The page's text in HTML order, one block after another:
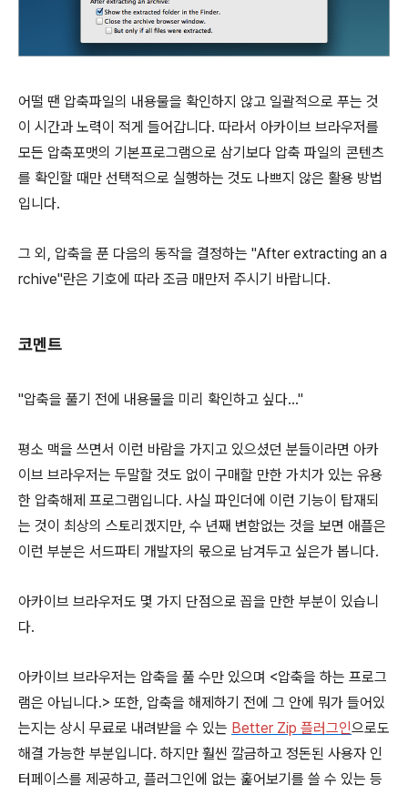
어떨 땐 압축파일의 내용물을 확인하지 않고 일괄적으로 푸는 것
이 시간과 노력이 적게 들어갑니다. 따라서 아카이브 브라우저를
모든 압축포맷의 기본프로그램으로 삼기보다 압축 파일의 콘텐츠
를 확인할 때만 선택적으로 실행하는 것도 나쁘지 않은 활용 방법
입니다.
그 외, 압축을 푼 다음의 동작을 결정하는 "After extracting an a
rchive"란은 기호에 따라 조금 매만저 주시기 바랍니다.
코멘트
"압축을 풀기 전에 내용물을 미리 확인하고 싶다…"
평소 맥을 쓰면서 이런 바람을 가지고 있으셨던 분들이라면 아카
이브 브라우저는 두말할 것도 없이 구매할 만한 가치가 있는 유용
한 압축해제 프로그램입니다. 사실 파인더에 이런 기능이 탑재되
는 것이 최상의 스토리겠지만, 수 년째 변함없는 것을 보면 애플은
이런 부분은 서드파티 개발자의 몫으로 남겨두고 싶은가 봅니다.
아카이브 브라우저도 몇 가지 단점으로 꼽을 만한 부분이 있습니
다.
아카이브 브라우저는 압축을 풀 수만 있으며 <압축을 하는 프로그
램은 아닙니다.> 또한, 압축을 해제하기 전에 그 안에 뭐가 들어있
는지는 상시 무료로 내려받을 수 있는 Better Zip 플러그인으로도
해결 가능한 부분입니다. 하지만 훨씬 깔금하고 정돈된 사용자 인
터페이스를 제공하고, 플러그인에 없는 훑어보기를 쓸 수 있는 등